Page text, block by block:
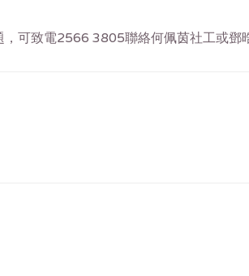
可致電2566 3805聯絡何佩茵社工或鄧